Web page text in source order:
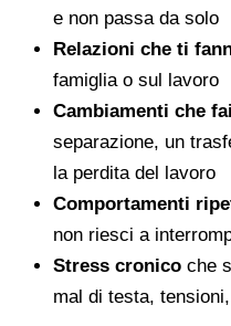
e non passa da solo
Relazioni che ti
famiglia o sul lavoro
Cambiamenti che
separazione, un
la perdita del lavoro
Comportamenti
non riesci a
Stress cronico che
mal di testa,